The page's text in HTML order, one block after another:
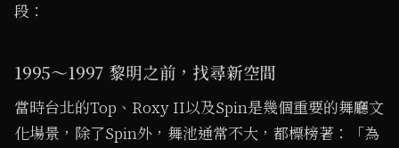
段：
1995～1997 黎明之前，找尋新空間
當時台北的Top、Roxy II以及Spin是幾個重要的舞廳文
化場景，除了Spin外，舞池通常不大，都標榜著：「為